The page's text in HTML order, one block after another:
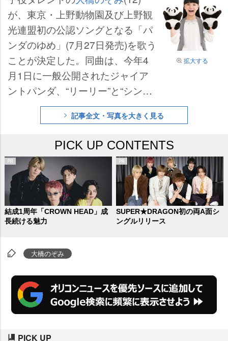
拡大する
が、東京・上野動物園及び上野観
光連盟初の公認ソングとなる「パ
ンダのゆめ」(7月27日発売)を歌う
ことが決定した。同曲は、今年4
月1日に一般公開されたジャイア
ントパンダ、“リーリー”と“シンシ
ン”の来日を記念した“パンダ歓迎
ソング”となっている。記事全文・写真を大きく見る
PICK UP CONTENTS
結成1周年「CROWN HEAD」成
長続ける魅力
SUPER★DRAGON初の両A面シ
ングルリリース
大橋のぞみ
PICK UP